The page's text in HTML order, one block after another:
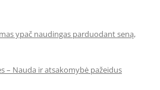
ypač naudingas parduodant seną,
– Nauda ir atsakomybė pažeidus